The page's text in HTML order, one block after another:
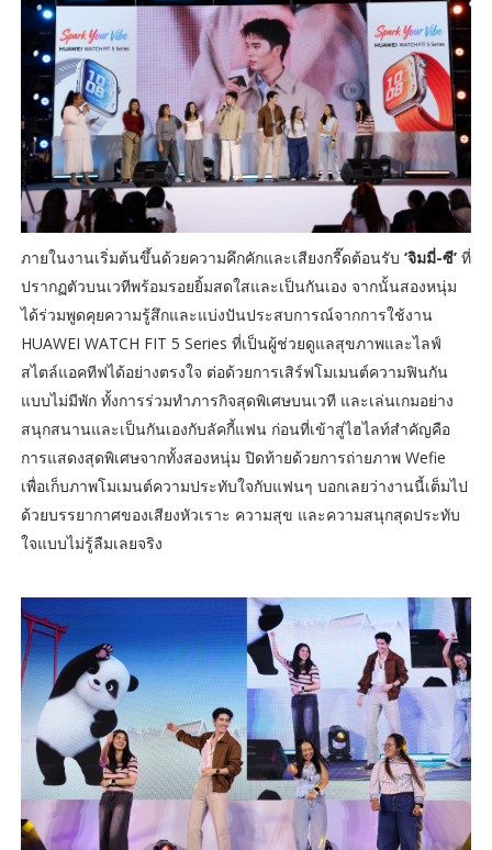
ภายในงานเริ่มต้นขึ้นด้วยความคึกคักและเสียงกรี๊ดต้อนรับ ‘จิมมี่-ซี’ที่
ปรากฏตัวบนเวทีพร้อมรอยยิ้มสดใสและเป็นกันเอง จากนั้นสองหนุ่ม
ได้ร่วมพูดคุยความรู้สึกและแบ่งปันประสบการณ์จากการใช้งาน
HUAWEI WATCH FIT 5 Series ที่เป็นผู้ช่วยดูแลสุขภาพและไลฟ์
สไตล์แอคทีฟได้อย่างตรงใจ ต่อด้วยการเสิร์ฟโมเมนต์ความฟินกัน
แบบไม่มีพัก ทั้งการร่วมทำภารกิจสุดพิเศษบนเวที และเล่นเกมอย่าง
สนุกสนานและเป็นกันเองกับลัคกี้แฟน ก่อนที่เข้าสู่ไฮไลท์สำคัญคือ
การแสดงสุดพิเศษจากทั้งสองหนุ่ม ปิดท้ายด้วยการถ่ายภาพ Wefie
เพื่อเก็บภาพโมเมนต์ความประทับใจกับแฟนๆ บอกเลยว่างานนี้เต็มไป
ด้วยบรรยากาศของเสียงหัวเราะ ความสุข และความสนุกสุดประทับ
ใจแบบไม่รู้ลืมเลยจริง